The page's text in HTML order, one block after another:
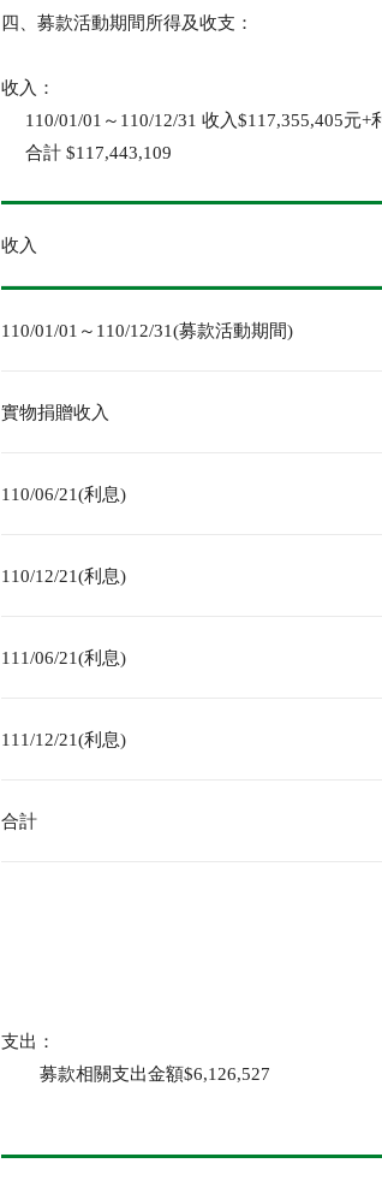
四、募款活動期間所得及收支：
收入：
110/01/01～110/12/31 收入$117,355,405元+
合計 $117,443,109
收入
110/01/01～110/12/31(募款活動期間)
實物捐贈收入
110/06/21(利息)
110/12/21(利息)
111/06/21(利息)
111/12/21(利息)
合計
支出：
募款相關支出金額$6,126,527